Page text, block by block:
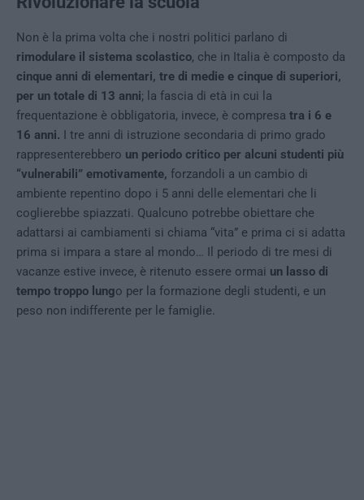
Non è la prima volta che i nostri politici parlano di
rimodulare il sistema scolastico, che in Italia è composto da
cinque anni di elementari, tre di medie e cinque di superiori,
per un totale di 13 anni; la fascia di età in cui la
frequentazione è obbligatoria, invece, è compresa tra i 6 e
16 anni. I tre anni di istruzione secondaria di primo grado
rappresenterebbero un periodo critico per alcuni studenti più
“vulnerabili” emotivamente, forzandoli a un cambio di
ambiente repentino dopo i 5 anni delle elementari che li
coglierebbe spiazzati. Qualcuno potrebbe obiettare che
adattarsi ai cambiamenti si chiama “vita” e prima ci si adatta
prima si impara a stare al mondo… Il periodo di tre mesi di
vacanze estive invece, è ritenuto essere ormai un lasso di
tempo troppo lungo per la formazione degli studenti, e un
peso non indifferente per le famiglie.